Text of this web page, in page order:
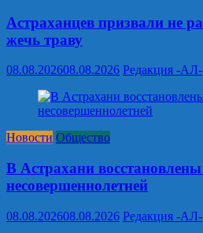
Астраханцев призвали не
жечь траву
08.08.202608.08.2026 Редакция -АЛ-
Новости Общество
В Астрахани
несовершеннолетней
08.08.202608.08.2026 Редакция -АЛ-